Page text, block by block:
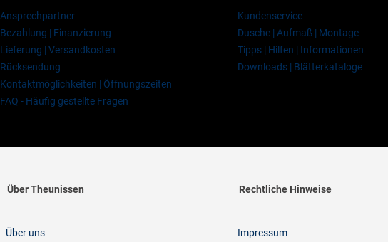
Ansprechpartner
Bezahlung | Finanzierung
Lieferung | Versandkosten
Rücksendung
Kontaktmöglichkeiten | Öffnungszeiten
FAQ - Häufig gestellte Fragen
Kundenservice
Dusche | Aufmaß | Montage
Tipps | Hilfen | Informationen
Downloads | Blätterkataloge
Über Theunissen
Über uns
Rechtliche Hinweise
Impressum